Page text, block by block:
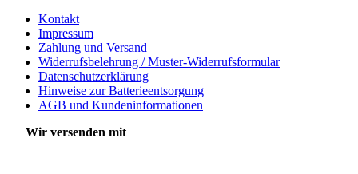
Kontakt
Impressum
Zahlung und Versand
Widerrufsbelehrung / Muster-Widerrufsformular
Datenschutzerklärung
Hinweise zur Batterieentsorgung
AGB und Kundeninformationen
Wir versenden mit